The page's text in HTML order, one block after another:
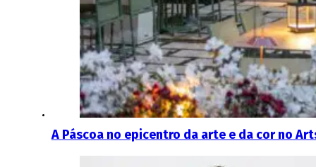
A Páscoa no epicentro da arte e da cor no